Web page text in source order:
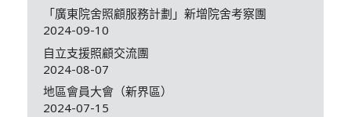
「廣東院舍照顧服務計劃」新增院舍考察團
2024-09-10
自立支援照顧交流團
2024-08-07
地區會員大會（新界區）
2024-07-15